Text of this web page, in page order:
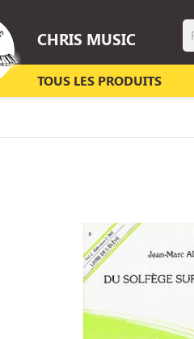
CHRIS MUSIC
TOUS LES PRODUITS